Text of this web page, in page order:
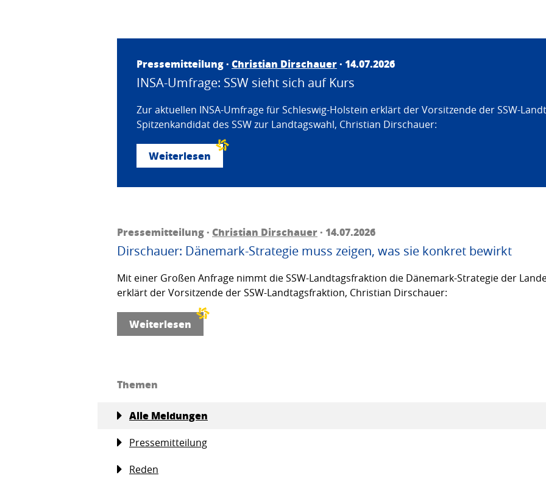
Pressemitteilung · Christian Dirschauer· 14.07.2026
INSA-Umfrage: SSW sieht sich auf Kurs
Zur aktuellen INSA-Umfrage für Schleswig-Holstein erklärt der Vorsitzende der SSW-
Spitzenkandidat des SSW zur Landtagswahl, Christian Dirschauer:
Weiterlesen
Pressemitteilung · Christian Dirschauer· 14.07.2026
Dirschauer: Dänemark-Strategie muss zeigen, was sie konkret bewirkt
Mit einer Großen Anfrage nimmt die SSW-Landtagsfraktion die Dänemark-Strategie der
erklärt der Vorsitzende der SSW-Landtagsfraktion, Christian Dirschauer:
Weiterlesen
Themen
Alle Meldungen
Pressemitteilung
Reden